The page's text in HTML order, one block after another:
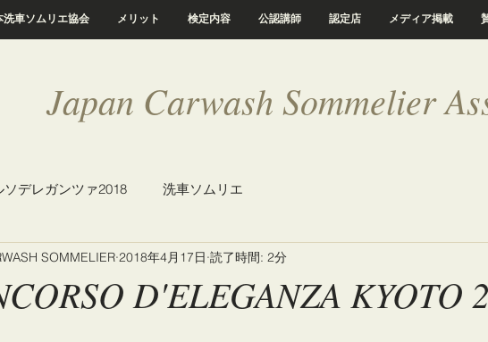
洗車ソムリエ協会 メリット 検定内容 公認講師 認定店 メディア掲載
Japan Carwash Sommelier
ソデレガンツァ2018 洗車ソムリエ
D'ELEGANZA KYOTO
SOMMELIER 2018年4月17日 読了時間: 2分